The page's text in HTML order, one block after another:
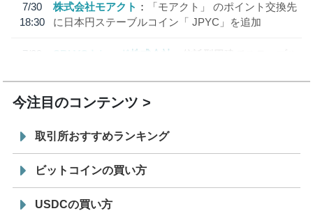
7/30
18:30
株式会社モアクト
「モアクト」 のポイント交換先
に日本円ステーブルコイン「 JPYC」を追加
7/29
SBI VCトレード株式会社
信託型円建てステーブル
今注目のコンテンツ
取引所おすすめランキング
ビットコインの買い方
USDCの買い方